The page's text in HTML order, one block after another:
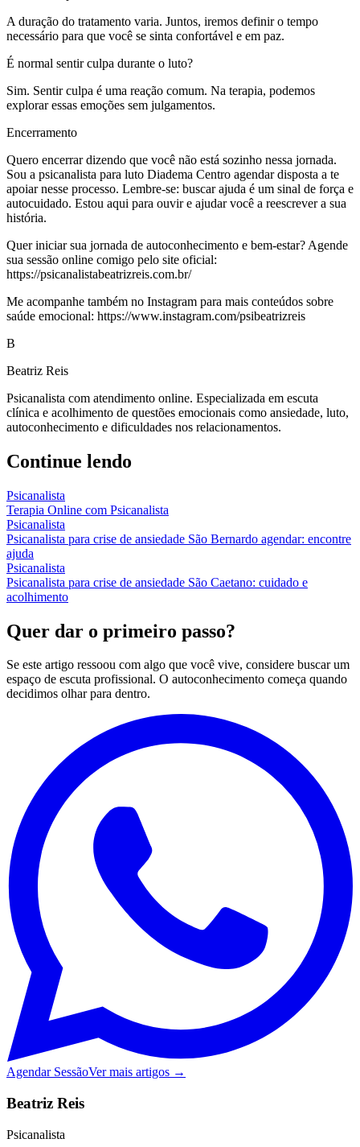
A duração do tratamento varia. Juntos, iremos definir o tempo
necessário para que você se sinta confortável e em paz.
É normal sentir culpa durante o luto?
Sim. Sentir culpa é uma reação comum. Na terapia, podemos
explorar essas emoções sem julgamentos.
Encerramento
Quero encerrar dizendo que você não está sozinho nessa jornada.
Sou a psicanalista para luto Diadema Centro agendar disposta a te
apoiar nesse processo. Lembre-se: buscar ajuda é um sinal de força e
autocuidado. Estou aqui para ouvir e ajudar você a reescrever a sua
história.
Quer iniciar sua jornada de autoconhecimento e bem-estar? Agende
sua sessão online comigo pelo site oficial:
https://psicanalistabeatrizreis.com.br/
Me acompanhe também no Instagram para mais conteúdos sobre
saúde emocional: https://www.instagram.com/psibeatrizreis
B
Beatriz Reis
Psicanalista com atendimento online. Especializada em escuta
clínica e acolhimento de questões emocionais como ansiedade, luto,
autoconhecimento e dificuldades nos relacionamentos.
Continue lendo
Psicanalista
Terapia Online com Psicanalista
Psicanalista
Psicanalista para crise de ansiedade São Bernardo agendar: encontre
ajuda
Psicanalista
Psicanalista para crise de ansiedade São Caetano: cuidado e
acolhimento
Quer dar o primeiro passo?
Se este artigo ressoou com algo que você vive, considere buscar um
espaço de escuta profissional. O autoconhecimento começa quando
decidimos olhar para dentro.
Agendar SessãoVer mais artigos →
Beatriz Reis
Psicanalista